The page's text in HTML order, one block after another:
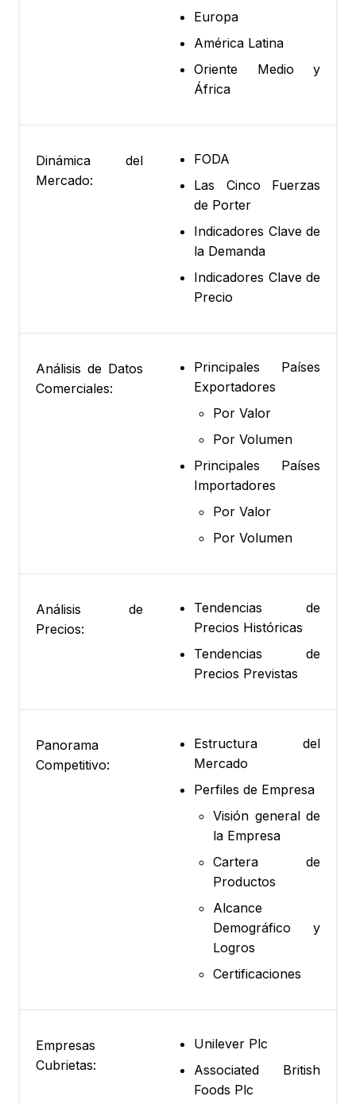
Europa
América Latina
Oriente Medio y
África
Dinámica del
Mercado:
FODA
Las Cinco Fuerzas
de Porter
Indicadores Clave de
la Demanda
Indicadores Clave de
Precio
Análisis de Datos
Comerciales:
Principales Países
Exportadores
Por Valor
Por Volumen
Principales Países
Importadores
Por Valor
Por Volumen
Análisis de
Precios:
Tendencias de
Precios Históricas
Tendencias de
Precios Previstas
Panorama
Competitivo:
Estructura del
Mercado
Perfiles de Empresa
Visión general de
la Empresa
Cartera de
Productos
Alcance
Demográfico y
Logros
Certificaciones
Empresas
Cubrietas:
Unilever Plc
Associated British
Foods Plc